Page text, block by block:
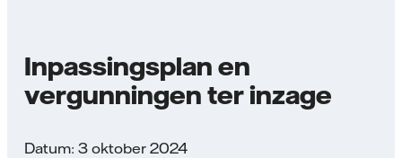
Inpassingsplan en
vergunningen ter inzage
Datum: 3 oktober 2024